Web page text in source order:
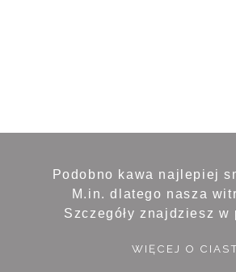
Podobno kawa najlepiej
M.in. dlatego nasza
Szczegóły znajdziesz
WIĘCEJ O